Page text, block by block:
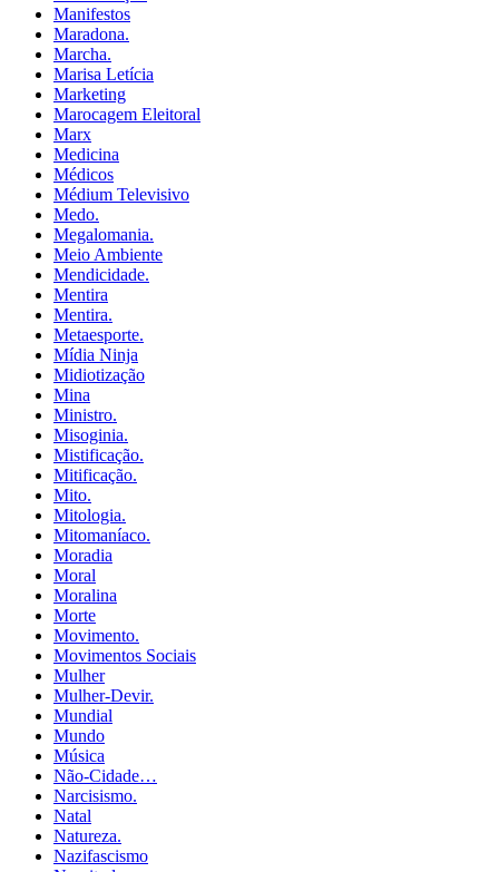
Manifestos
Maradona.
Marcha.
Marisa Letícia
Marketing
Marocagem Eleitoral
Marx
Medicina
Médicos
Médium Televisivo
Medo.
Megalomania.
Meio Ambiente
Mendicidade.
Mentira
Mentira.
Metaesporte.
Mídia Ninja
Midiotização
Mina
Ministro.
Misoginia.
Mistificação.
Mitificação.
Mito.
Mitologia.
Mitomaníaco.
Moradia
Moral
Moralina
Morte
Movimento.
Movimentos Sociais
Mulher
Mulher-Devir.
Mundial
Mundo
Música
Não-Cidade…
Narcisismo.
Natal
Natureza.
Nazifascismo